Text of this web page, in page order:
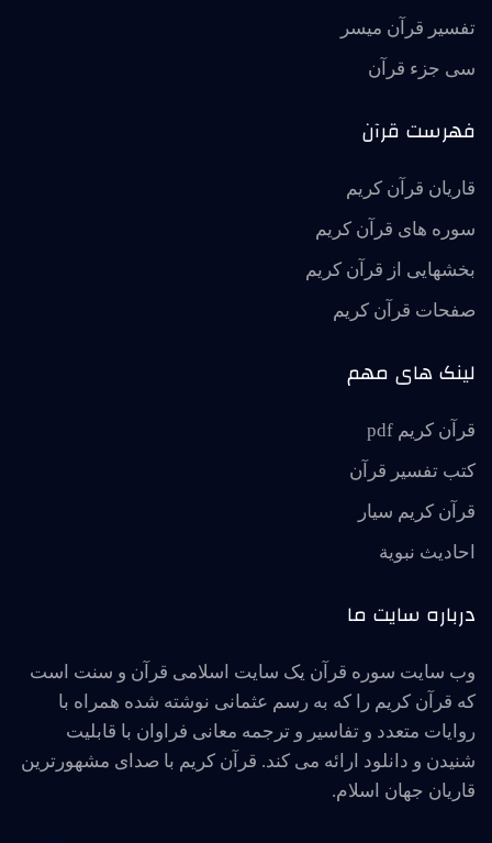
تفسير قرآن ميسر
سی جزء قرآن
فهرست قرآن
قاریان قرآن کریم
سوره های قرآن کریم
بخشهایی از قرآن کریم
صفحات قرآن کریم
لینک های مهم
قرآن کریم pdf
کتب تفسیر قرآن
قرآن کریم سیار
احاديث نبوية
درباره سایت ما
وب سایت سوره قرآن یک سایت اسلامی قرآن و سنت است
که قرآن کریم را که به رسم عثمانی نوشته شده همراه با
روایات متعدد و تفاسیر و ترجمه معانی فراوان با قابلیت
شنیدن و دانلود ارائه می کند. قرآن کریم با صدای مشهورترین
قاریان جهان اسلام.